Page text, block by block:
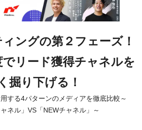
ングの第２フェーズ！
リード獲得チャネルを
掘り下げる！
する4パターンのメディアを徹底比較～
ネル」VS「NEWチャネル」～